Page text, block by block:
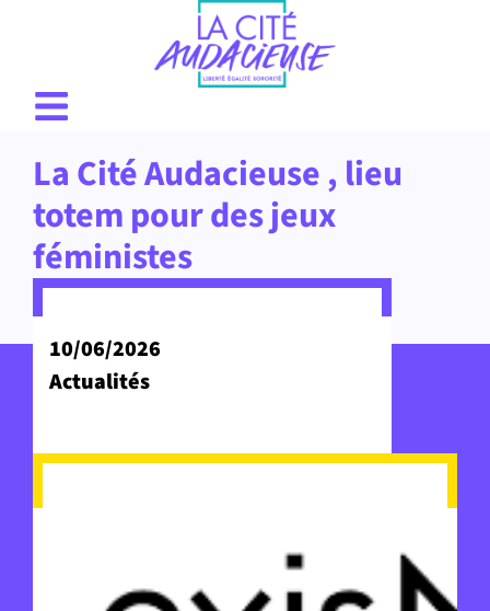
La Cité Audacieuse , lieu
totem pour des jeux
féministes
10/06/2026
Actualités